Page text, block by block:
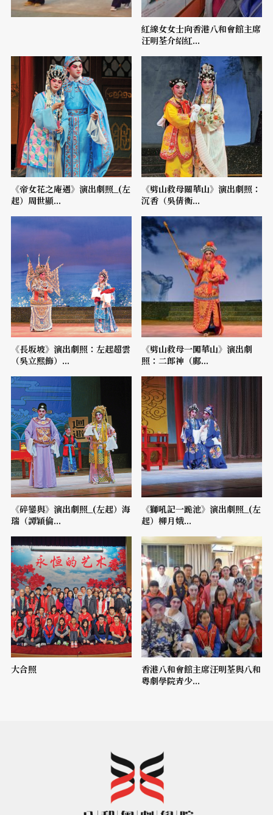
紅線女女士向香港八和會館主席
汪明荃介紹紅...
《帝女花之庵遇》演出劇照_(左
起）周世顯...
《劈山救母關華山》演出劇照：
沉香（吳倩衡...
《長坂坡》演出劇照：左起超雲
（吳立熙飾）...
《劈山救母一闖華山》演出劇
照：二郎神（鄺...
《碎鑾與》演出劇照_(左起）海
瑞（譚穎倫...
《獅吼記一跪池》演出劇照_(左
起）柳月娥...
大合照
香港八和會館主席汪明荃與八和
粵劇學院青少...